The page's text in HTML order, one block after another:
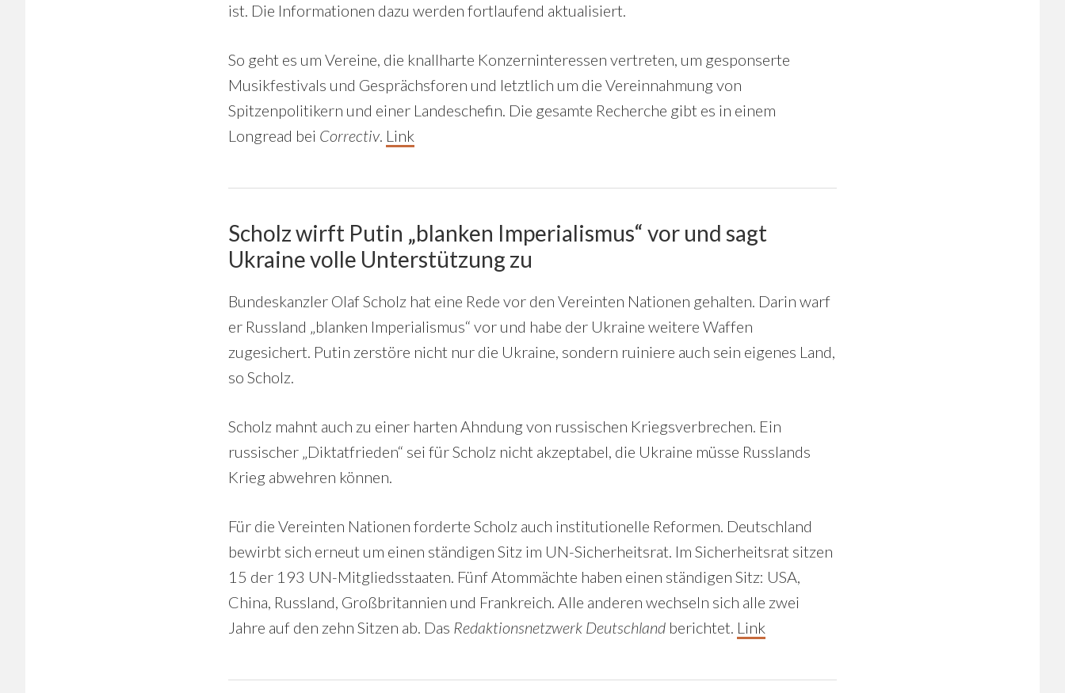
ist. Die Informationen dazu werden fortlaufend aktualisiert.
So geht es um Vereine, die knallharte Konzerninteressen vertreten, um gesponserte
Musikfestivals und Gesprächsforen und letztlich um die Vereinnahmung von
Spitzenpolitikern und einer Landeschefin. Die gesamte Recherche gibt es in einem
Longread bei Correctiv. Link
Scholz wirft Putin „blanken Imperialismus“ vor und sagt
Ukraine volle Unterstützung zu
Bundeskanzler Olaf Scholz hat eine Rede vor den Vereinten Nationen gehalten. Darin warf
er Russland „blanken Imperialismus“ vor und habe der Ukraine weitere Waffen
zugesichert. Putin zerstöre nicht nur die Ukraine, sondern ruiniere auch sein eigenes Land,
so Scholz.
Scholz mahnt auch zu einer harten Ahndung von russischen Kriegsverbrechen. Ein
russischer „Diktatfrieden“ sei für Scholz nicht akzeptabel, die Ukraine müsse Russlands
Krieg abwehren können.
Für die Vereinten Nationen forderte Scholz auch institutionelle Reformen. Deutschland
bewirbt sich erneut um einen ständigen Sitz im UN-Sicherheitsrat. Im Sicherheitsrat sitzen
15 der 193 UN-Mitgliedsstaaten. Fünf Atommächte haben einen ständigen Sitz: USA,
China, Russland, Großbritannien und Frankreich. Alle anderen wechseln sich alle zwei
Jahre auf den zehn Sitzen ab. Das Redaktionsnetzwerk Deutschland berichtet. Link